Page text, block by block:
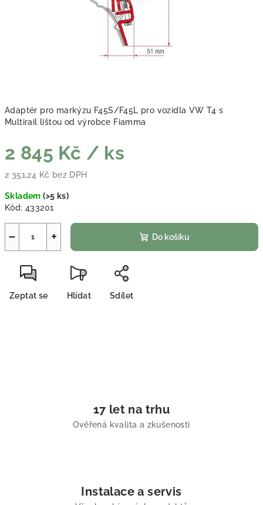
Adaptér pro markýzu F45S/F45L pro vozidla VW T4 s
Multirail lištou od výrobce Fiamma
2 845 Kč / ks
2 351,24 Kč bez DPH
Skladem(>5 ks)
Kód: 433201
+
− Do košíku
Zeptat se Hlídat Sdílet
17 let na trhu
Ověřená kvalita a zkušenosti
Instalace a servis